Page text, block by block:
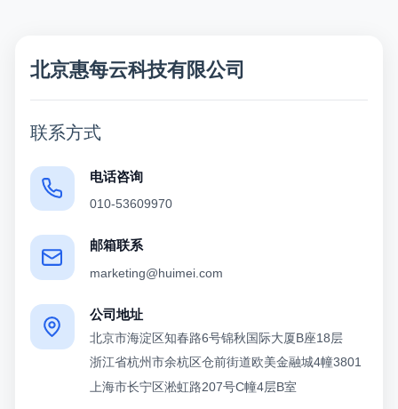
北京惠每云科技有限公司
联系方式
电话咨询
010-53609970
邮箱联系
marketing@huimei.com
公司地址
北京市海淀区知春路6号锦秋国际大厦B座18层
浙江省杭州市余杭区仓前街道欧美金融城4幢3801
上海市长宁区淞虹路207号C幢4层B室